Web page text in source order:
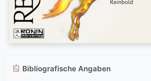
Bibliografische Angaben